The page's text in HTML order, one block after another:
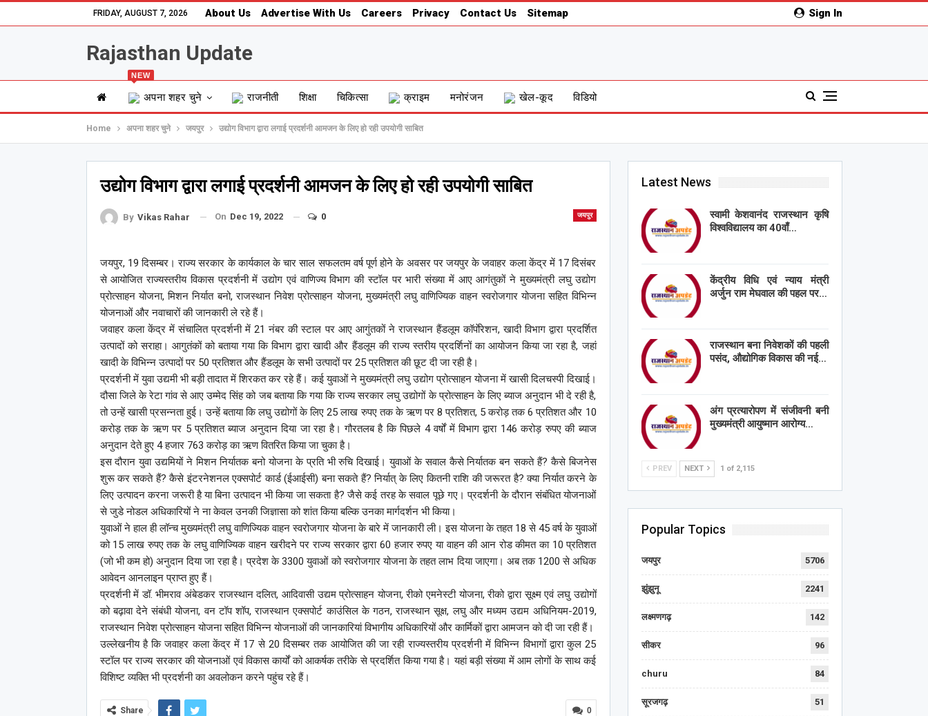
Sign In
FRIDAY, AUGUST 7, 2026 About Us Advertise With Us Careers Privacy Contact Us Sitemap
Rajasthan Update
अपना शहर चुने
NEW
राजनीती शिक्षा चिकित्सा क्राइम मनोरंजन खेल-कूद विडियो
Home अपना शहर चुने जयपुर उद्योग विभाग द्वारा लगाई प्रदर्शनी आमजन के लिए हो रही उपयोगी साबित
उद्योग विभाग द्वारा लगाई प्रदर्शनी आमजन के लिए हो रही उपयोगी साबित
जयपुर
By Vikas Rahar On Dec 19, 2022 0
जयपुर, 19 दिसम्बर। राज्य सरकार के कार्यकाल के चार साल सफलतम वर्ष पूर्ण होने के अवसर पर जयपुर के जवाहर कला केंद्र में 17 दिसंबर
से आयोजित राज्यस्तरीय विकास प्रदर्शनी में उद्योग एवं वाणिज्य विभाग की स्टॉल पर भारी संख्या में आए आगंतुकों ने मुख्यमंत्री लघु उद्योग
प्रोत्साहन योजना, मिशन निर्यात बनो, राजस्थान निवेश प्रोत्साहन योजना, मुख्यमंत्री लघु वाणिज्यिक वाहन स्वरोजगार योजना सहित विभिन्न
योजनाओं और नवाचारों की जानकारी ले रहे हैं।
जवाहर कला केंद्र में संचालित प्रदर्शनी में 21 नंबर की स्टाल पर आए आगुंतकों ने राजस्थान हैंडलूम कॉर्पाेरेशन, खादी विभाग द्वारा प्रदर्शित
उत्पादों को सराहा। आगुतंकों को बताया गया कि विभाग द्वारा खादी और हैंडलूम की राज्य स्तरीय प्रदर्शिनों का आयोजन किया जा रहा है, जहां
खादी के विभिन्न उत्पादों पर 50 प्रतिशत और हैंडलूम के सभी उत्पादों पर 25 प्रतिशत की छूट दी जा रही है।
प्रदर्शनी में युवा उद्यमी भी बड़ी तादात में शिरकत कर रहे हैं। कई युवाओं ने मुख्यमंत्री लघु उद्योग प्रोत्साहन योजना में खासी दिलचस्पी दिखाई।
दौसा जिले के रेटा गांव से आए उम्मेद सिंह को जब बताया कि गया कि राज्य सरकार लघु उद्योगों के प्रोत्साहन के लिए ब्याज अनुदान भी दे रही है,
तो उन्हें खासी प्रसन्नता हुई। उन्हें बताया कि लघु उद्योगों के लिए 25 लाख रुपए तक के ऋण पर 8 प्रतिशत, 5 करोड़ तक 6 प्रतिशत और 10
करोड़ तक के ऋण पर 5 प्रतिशत ब्याज अनुदान दिया जा रहा है। गौरतलब है कि पिछले 4 वर्षों में विभाग द्वारा 146 करोड़ रुपए की ब्याज
अनुदान देते हुए 4 हजार 763 करोड़ का ऋण वितरित किया जा चुका है।
इस दौरान युवा उद्यमियों ने मिशन निर्यातक बनो योजना के प्रति भी रुचि दिखाई। युवाओं के सवाल कैसे निर्यातक बन सकते हैं? कैसे बिजनेस
शुरू कर सकते हैं? कैसे इंटरनेशनल एक्सपोर्ट कार्ड (ईआईसी) बना सकते हैं? निर्यात् के लिए कितनी राशि की जरूरत है? क्या निर्यात करने के
लिए उत्पादन करना जरूरी है या बिना उत्पादन भी किया जा सकता है? जैसे कई तरह के सवाल पूछे गए। प्रदर्शनी के दौरान संबंधित योजनाओं
से जुडे नोडल अधिकारियों ने ना केवल उनकी जिज्ञासा को शांत किया बल्कि उनका मार्गदर्शन भी किया।
युवाओं ने हाल ही लॉन्च मुख्यमंत्री लघु वाणिज्यिक वाहन स्वरोजगार योजना के बारे में जानकारी ली। इस योजना के तहत 18 से 45 वर्ष के युवाओं
को 15 लाख रुपए तक के लघु वाणिज्यिक वाहन खरीदने पर राज्य सरकार द्वारा 60 हजार रुपए या वाहन की आन रोड कीमत का 10 प्रतिशत
(जो भी कम हो) अनुदान दिया जा रहा है। प्रदेश के 3300 युवाओं को स्वरोजगार योजना के तहत लाभ दिया जाएगा। अब तक 1200 से अधिक
आवेदन आनलाइन प्राप्त हुए हैं।
प्रदर्शनी में डॉ. भीमराव अंबेडकर राजस्थान दलित, आदिवासी उद्यम प्रोत्साहन योजना, रीको एमनेस्टी योजना, रीको द्वारा सूक्ष्म एवं लघु उद्योगों
को बढ़ावा देने संबंधी योजना, वन टॉप शॉप, राजस्थान एक्सपोर्ट काउंसिल के गठन, राजस्थान सूक्ष, लघु और मध्यम उद्यम अधिनियम-2019,
राजस्थान निवेश प्रोत्साहन योजना सहित विभिन्न योजनाओं की जानकारियां विभागीय अधिकारियों और कार्मिकों द्वारा आमजन को दी जा रही हैं।
उल्लेखनीय है कि जवाहर कला केंद्र में 17 से 20 दिसम्बर तक आयोजित की जा रही राज्यस्तरीय प्रदर्शनी में विभिन्न विभागों द्वारा कुल 25
स्टॉल पर राज्य सरकार की योजनाओं एवं विकास कार्यों को आकर्षक तरीके से प्रदर्शित किया गया है। यहां बड़ी संख्या में आम लोगों के साथ कई
विशिष्ट व्यक्ति भी प्रदर्शनी का अवलोकन करने पहुंच रहे हैं।
0
Share
Latest News
स्वामी केशवानंद राजस्थान कृषि
विश्वविद्यालय का 40वाँ…
केंद्रीय विधि एवं न्याय मंत्री
अर्जुन राम मेघवाल की पहल पर…
राजस्थान बना निवेशकों की पहली
पसंद, औद्योगिक विकास की नई…
अंग प्रत्यारोपण में संजीवनी बनी
मुख्यमंत्री आयुष्मान आरोग्य…
PREV NEXT 1 of 2,115
Popular Topics
जयपुर 5706
झुंझुनू 2241
लक्ष्मणगढ़ 142
सीकर 96
churu 84
सूरजगढ़ 51